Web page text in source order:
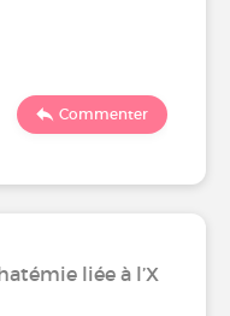
Commenter
liée à l’X